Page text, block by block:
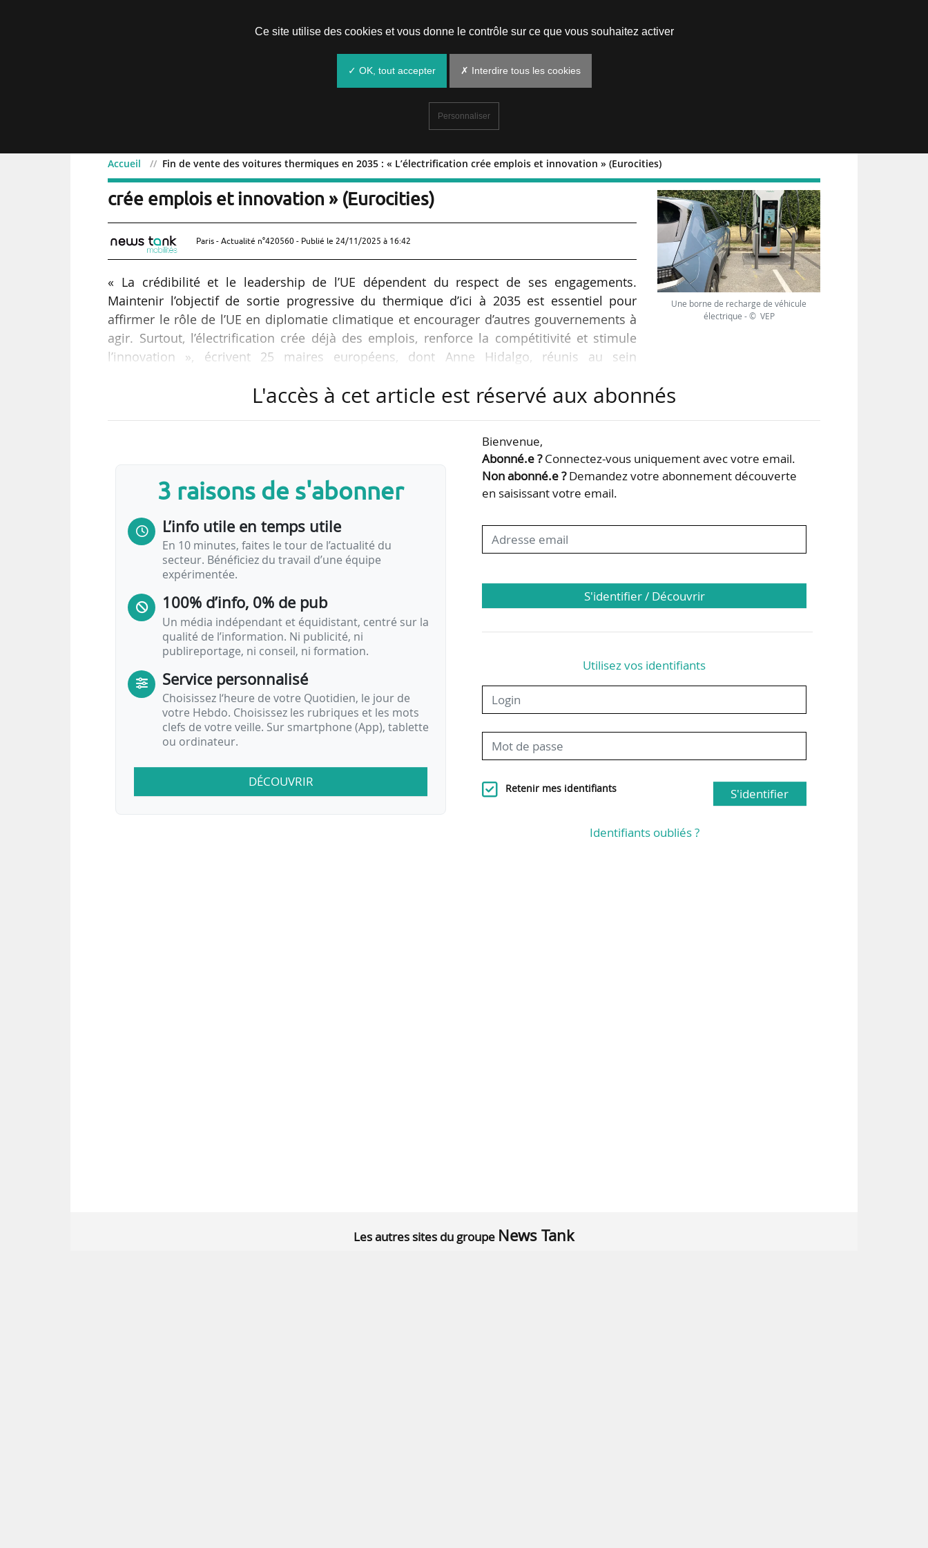
Accueil Fin de vente des voitures thermiques en 2035 : « L’électrification crée emplois et innovation » (Eurocities)
Fin de vente des voitures thermiques en 2035 : « L’électrification
crée emplois et innovation » (Eurocities)
Paris - Actualité n°420560 - Publié le 24/11/2025 à 16:42
« La crédibilité et le leadership de l’UE dépendent du respect de ses engagements.
Maintenir l’objectif de sortie progressive du thermique d’ici à 2035 est essentiel pour
affirmer le rôle de l’UE en diplomatie climatique et encourager d’autres gouvernements à
agir. Surtout, l’électrification crée déjà des emplois, renforce la compétitivité et stimule
l’innovation », écrivent 25 maires européens, dont Anne Hidalgo, réunis au sein
émettrices de CO₂ d’ici à 2035. Parmi les signataires français figurent Bruno Bernard,
Une borne de recharge de véhicule
électrique - © VEP
L'accès à cet article est réservé aux abonnés
3 raisons de s'abonner
L’info utile en temps utile
En 10 minutes, faites le tour de l’actualité du
secteur. Bénéficiez du travail d’une équipe
expérimentée.
100% d’info, 0% de pub
Un média indépendant et équidistant, centré sur la
qualité de l’information. Ni publicité, ni
publireportage, ni conseil, ni formation.
Service personnalisé
Choisissez l‘heure de votre Quotidien, le jour de
votre Hebdo. Choisissez les rubriques et les mots
clefs de votre veille. Sur smartphone (App), tablette
ou ordinateur.
DÉCOUVRIR
Bienvenue,
Abonné.e ?Connectez-vous uniquement avec votre email.
Non abonné.e ?Demandez votre abonnement découverte
en saisissant votre email.
S'identifier / Découvrir
Utilisez vos identifiants
Retenir mes identifiants S'identifier
Identifiants oubliés ?
Les autres sites du groupe News Tank
Ce site utilise des cookies et vous donne le contrôle sur ce que vous souhaitez activer
✓ OK, tout accepter ✗ Interdire tous les cookies
Personnaliser